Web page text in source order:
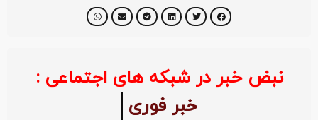
نبض خبر در شبکه های اجتماعی :
خبر فوری